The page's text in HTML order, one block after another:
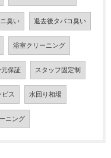
臭い 退去後タバコ臭い
浴室クリーニング
保証 スタッフ固定制
ス 水回り相場
ニング